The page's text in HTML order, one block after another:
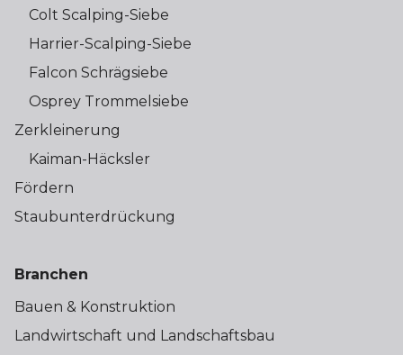
Colt Scalping-Siebe
Harrier-Scalping-Siebe
Falcon Schrägsiebe
Osprey Trommelsiebe
Zerkleinerung
Kaiman-Häcksler
Fördern
Staubunterdrückung
Branchen
Bauen & Konstruktion
Landwirtschaft und Landschaftsbau